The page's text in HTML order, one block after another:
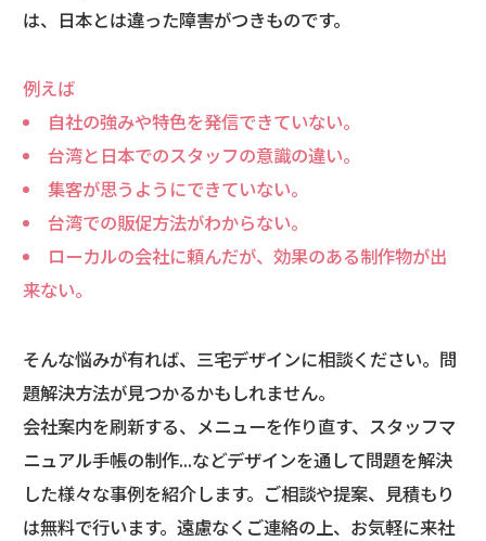
は、日本とは違った障害がつきものです。
例えば
自社の強みや特色を発信できていない。
台湾と日本でのスタッフの意識の違い。
集客が思うようにできていない。
台湾での販促方法がわからない。
ローカルの会社に頼んだが、効果のある制作物が出
来ない。
そんな悩みが有れば、三宅デザインに相談ください。問
題解決方法が見つかるかもしれません。
会社案内を刷新する、メニューを作り直す、スタッフマ
ニュアル手帳の制作...などデザインを通して問題を解決
した様々な事例を紹介します。 ご相談や提案、見積もり
は無料で行います。遠慮なくご連絡の上、お気軽に来社